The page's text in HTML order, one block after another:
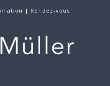
| Rendez-vous